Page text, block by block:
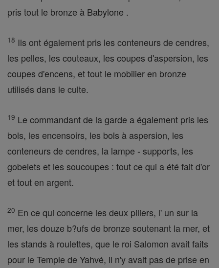
pris tout le bronze à Babylone .
18 Ils ont également pris les conteneurs de cendres,
les pelles, les couteaux, les coupes d'aspersion, les
coupes d'encens, et tout le mobilier en bronze
utilisés dans le culte.
19 Le commandant de la garde a également pris les
bols, les encensoirs, les bols à aspersion, les
conteneurs de cendres, la lampe - supports, les
gobelets et les soucoupes : tout ce qui a été fait d'or
et tout en argent.
20 En ce qui concerne les deux piliers, l' un sur la
mer, les douze b?ufs de bronze soutenant la mer, et
les stands à roulettes, que le roi Salomon avait faits
pour le Temple de Yahvé, il n'y avait pas de prise en